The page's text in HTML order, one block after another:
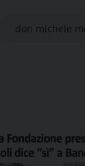
don michele